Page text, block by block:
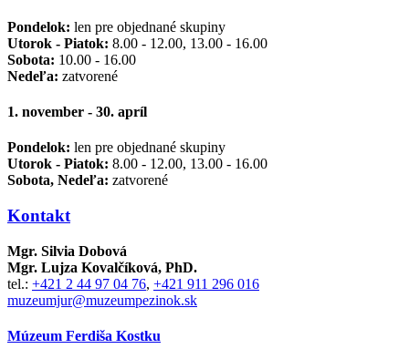
Pondelok: len pre objednané skupiny
Utorok - Piatok: 8.00 - 12.00, 13.00 - 16.00
Sobota: 10.00 - 16.00
Nedeľa: zatvorené
1. november - 30. apríl
Pondelok: len pre objednané skupiny
Utorok - Piatok: 8.00 - 12.00, 13.00 - 16.00
Sobota, Nedeľa: zatvorené
Kontakt
Mgr. Silvia Dobová
Mgr. Lujza Kovalčíková, PhD.
tel.: +421 2 44 97 04 76, +421 911 296 016
muzeumjur@muzeumpezinok.sk
Múzeum Ferdiša Kostku